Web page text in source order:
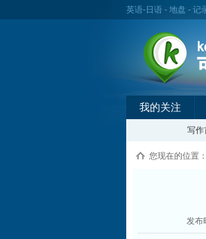
英语- 日语 - 地盘 - 记
我的关注
写作
您现在的位置：
发布